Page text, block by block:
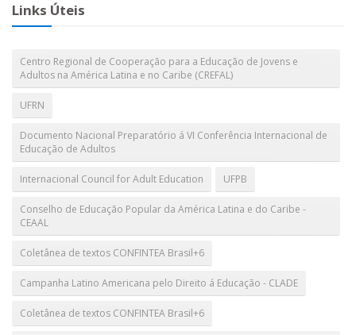
Links Úteis
Centro Regional de Cooperação para a Educação de Jovens e
Adultos na América Latina e no Caribe (CREFAL)
UFRN
Documento Nacional Preparatório á VI Conferência Internacional de
Educação de Adultos
Internacional Council for Adult Education UFPB
Conselho de Educação Popular da América Latina e do Caribe -
CEAAL
Coletânea de textos CONFINTEA Brasil+6
Campanha Latino Americana pelo Direito á Educação - CLADE
Coletânea de textos CONFINTEA Brasil+6